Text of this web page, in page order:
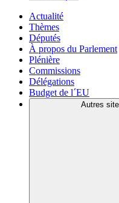
Actualité
Thèmes
Députés
À propos du Parlement
Plénière
Commissions
Délégations
Budget de l´EU
Autres